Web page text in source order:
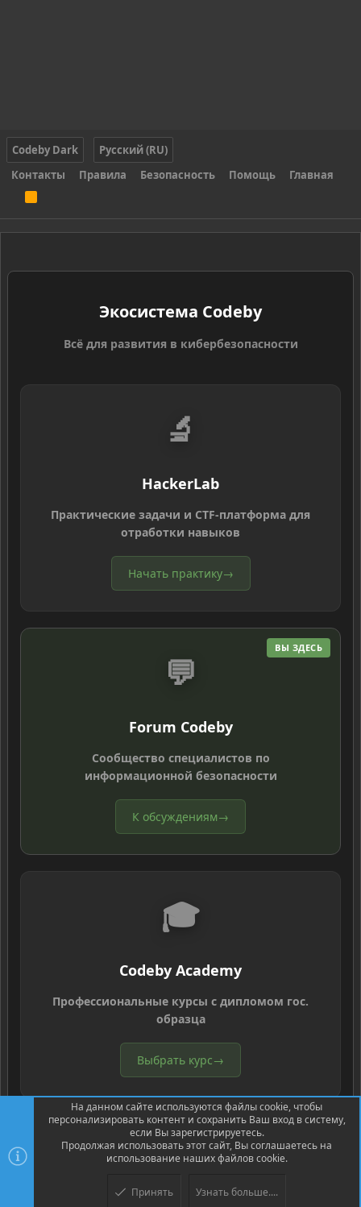
Codeby Dark
Русский (RU)
Контакты
Правила Безопасность Помощь Главная
S
Экосистема Codeby
Всё для развития в кибербезопасности
🔬
HackerLab
Практические задачи и CTF-платформа для
отработки навыков
Начать практику→
ВЫ ЗДЕСЬ
💬
Forum Codeby
Сообщество специалистов по
информационной безопасности
К обсуждениям→
🎓
Codeby Academy
Профессиональные курсы с дипломом гос.
образца
Выбрать курс→
Community platform by XenForo ® © 2010-2026 XenForo Ltd.
© Jason Axelrod of 8WAYRUN
На данном сайте используются файлы cookie, чтобы
персонализировать контент и сохранить Ваш вход в систему,
если Вы зарегистрируетесь.
Продолжая использовать этот сайт, Вы соглашаетесь на
использование наших файлов cookie.
Принять Узнать больше....